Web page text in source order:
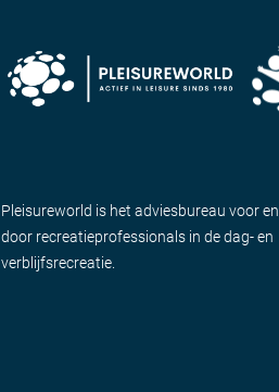
Pleisureworld is het adviesbureau voor en
door recreatieprofessionals in de dag- en
verblijfsrecreatie.